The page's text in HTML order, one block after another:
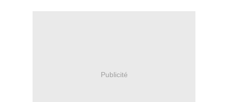
Publicité